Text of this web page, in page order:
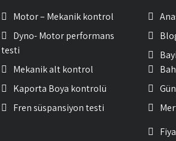
Motor – Mekanik kontrol
Dyno- Motor performans
testi
Mekanik alt kontrol
Kaporta Boya kontrolü
Fren süspansiyon testi
Bayi